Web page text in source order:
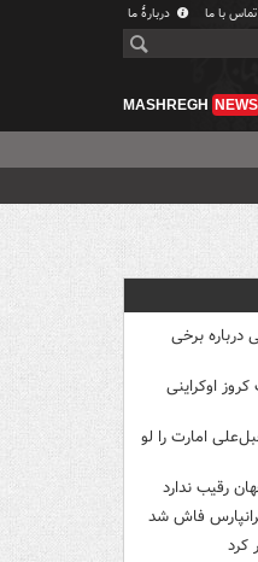
تماس با ما دربارهٔ ما
MASHREGH NEWS
درباره برخی
اوکراینی
امارت را لو
رقیب ندارد
کرد